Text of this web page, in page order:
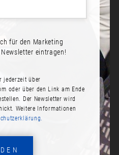
WITH LIMITED
2024
für den Marketing
eintragen!
jederzeit über
oder über den Link am Ende
Der Newsletter wird
Weitere Informationen